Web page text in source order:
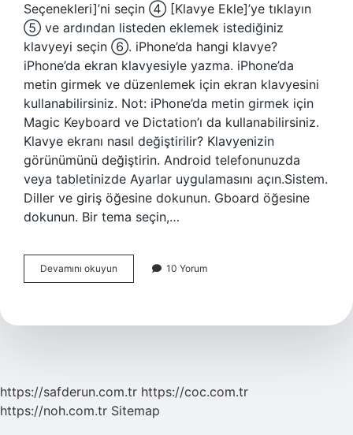
Seçenekleri]’ni seçin ④ [Klavye Ekle]’ye tıklayın
⑤ ve ardından listeden eklemek istediğiniz
klavyeyi seçin ⑥. iPhone’da hangi klavye?
iPhone’da ekran klavyesiyle yazma. iPhone’da
metin girmek ve düzenlemek için ekran klavyesini
kullanabilirsiniz. Not: iPhone’da metin girmek için
Magic Keyboard ve Dictation’ı da kullanabilirsiniz.
Klavye ekranı nasıl değiştirilir? Klavyenizin
görünümünü değiştirin. Android telefonunuzda
veya tabletinizde Ayarlar uygulamasını açın.Sistem.
Diller ve giriş öğesine dokunun. Gboard öğesine
dokunun. Bir tema seçin,…
Devamını okuyun
Klavyemi
10 Yorum
https://safderun.com.tr https://coc.com.tr
https://noh.com.tr Sitemap